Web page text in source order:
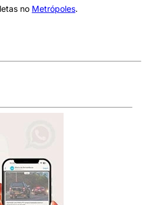
no Metrópoles.